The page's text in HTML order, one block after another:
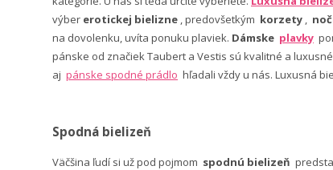
výber erotickej bielizne , predovšetkým korzety ,
na dovolenku, uvíta ponuku plaviek. Dámske plavky
pánske od značiek Taubert a Vestis sú kvalitné a
aj pánske spodné prádlo hľadali vždy u nás. Luxusná
Spodná bielizeň
Väčšina ľudí si už pod pojmom spodnú bielizeň